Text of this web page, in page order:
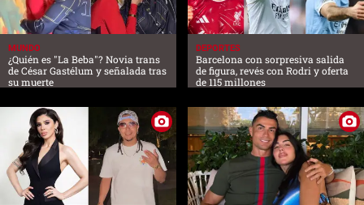
MUNDO
¿Quién es "La Beba"? Novia trans
de César Gastélum y señalada tras
su muerte
DEPORTES
Barcelona con sorpresiva salida
de figura, revés con Rodri y oferta
de 115 millones